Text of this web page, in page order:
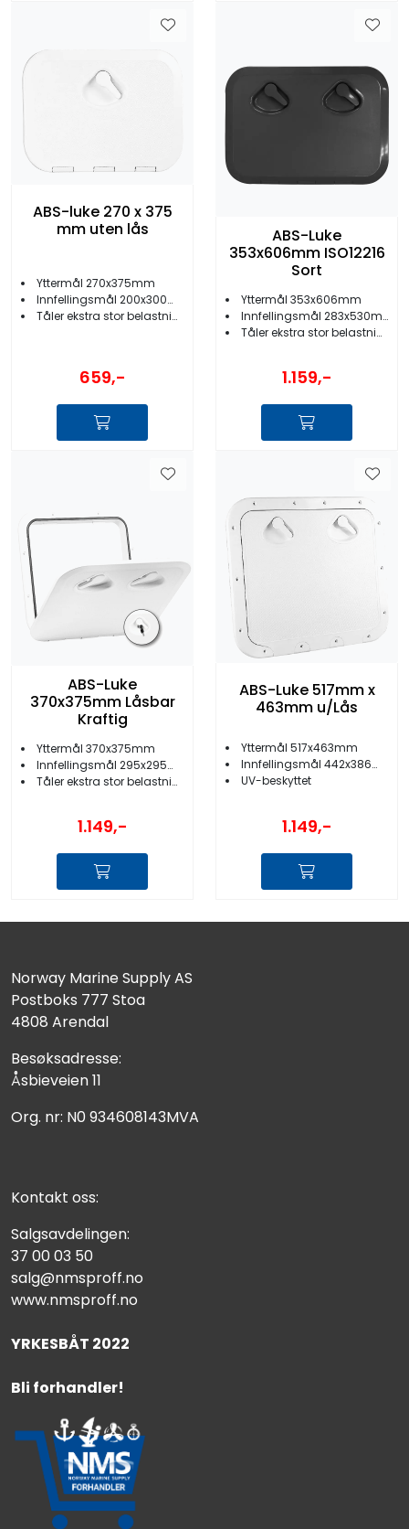
ABS-luke 270 x 375
mm uten lås
Yttermål 270x375mm
Innfellingsmål 200x300mm
Tåler ekstra stor belastning
659,-
ABS-Luke
353x606mm ISO12216
Sort
Yttermål 353x606mm
Innfellingsmål 283x530mm
Tåler ekstra stor belastning
1.159,-
ABS-Luke
370x375mm Låsbar
Kraftig
Yttermål 370x375mm
Innfellingsmål 295x295mm
Tåler ekstra stor belastning
1.149,-
ABS-Luke 517mm x
463mm u/Lås
Yttermål 517x463mm
Innfellingsmål 442x386mm
UV-beskyttet
1.149,-
Norway Marine Supply AS
Postboks 777 Stoa
4808 Arendal
Besøksadresse:
Åsbieveien 11
Org. nr: N0 934608143MVA
Kontakt oss:
Salgsavdelingen:
37 00 03 50
salg@nmsproff.no
www.nmsproff.no
YRKESBÅT 2022
Bli forhandler!